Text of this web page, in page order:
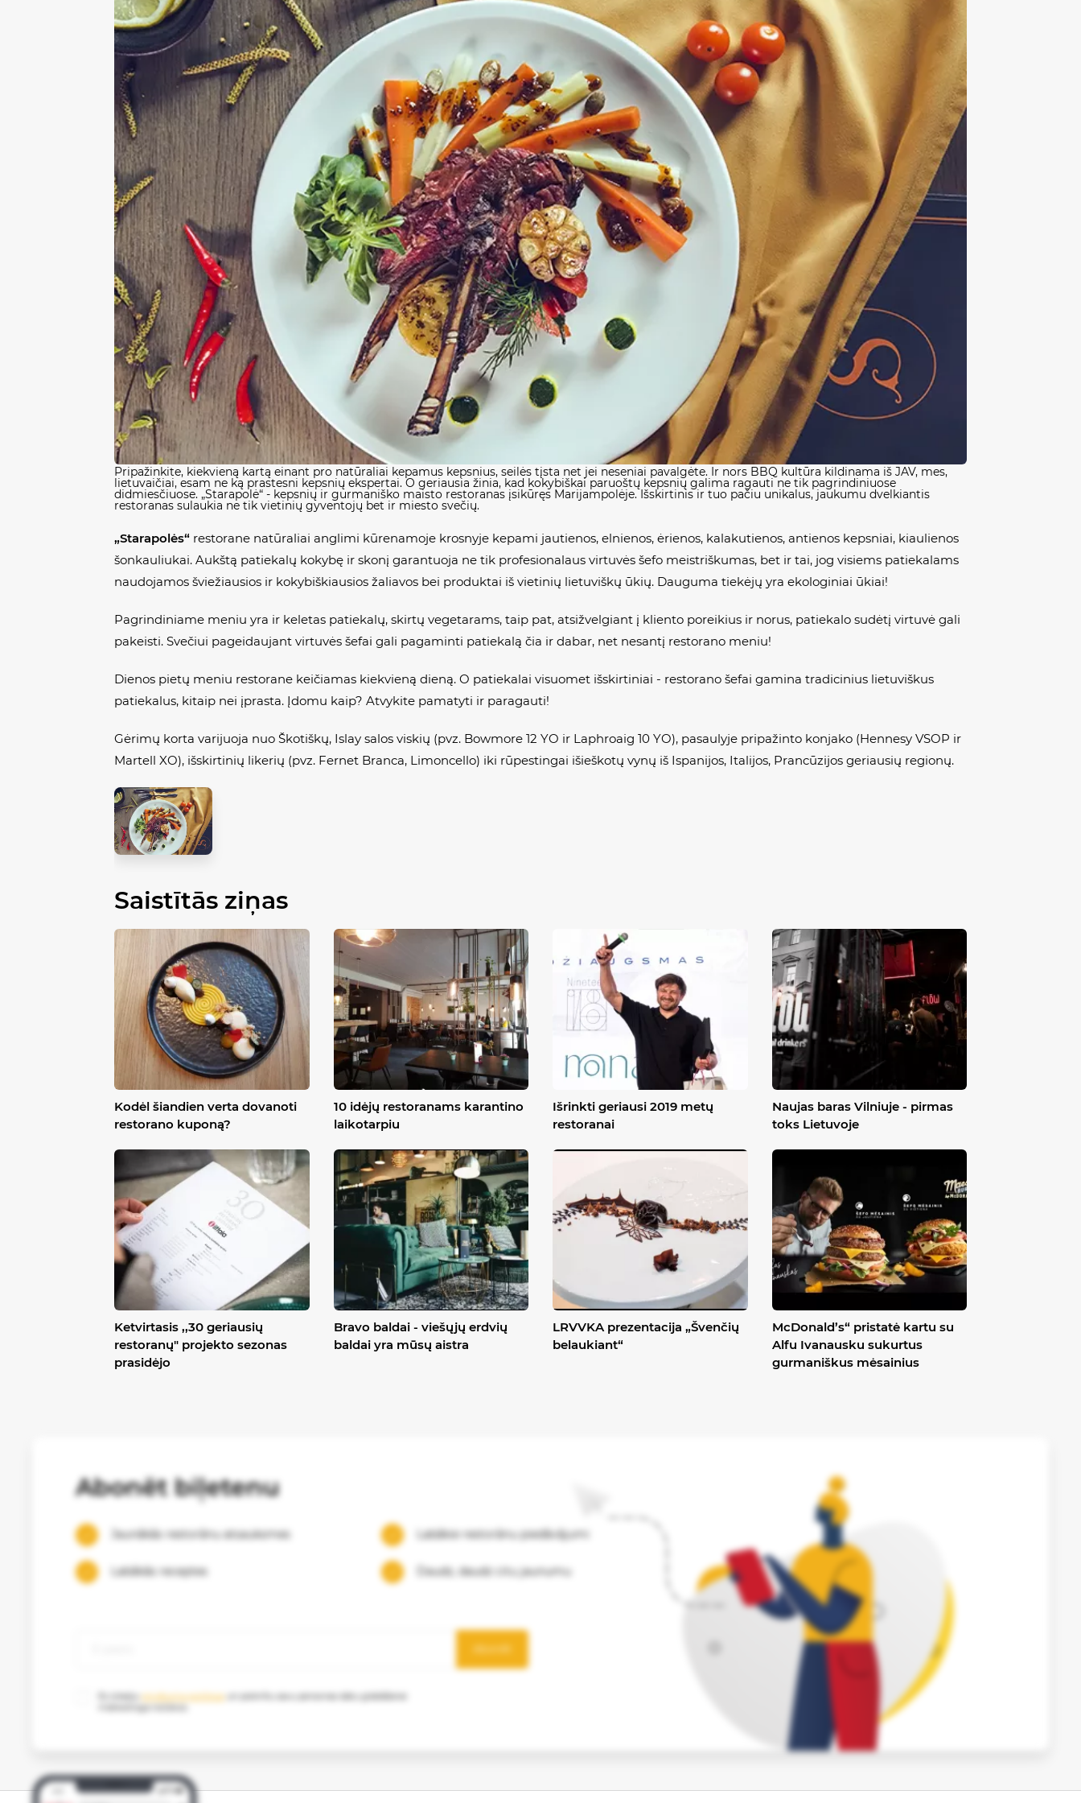
Pripažinkite, kiekvieną kartą einant pro natūraliai kepamus kepsnius, seilės tįsta net jei neseniai pavalgėte. Ir nors BBQ kultūra kildinama iš JAV, mes,
lietuvaičiai, esam ne ką prastesni kepsnių ekspertai. O geriausia žinia, kad kokybiškai paruoštų kepsnių galima ragauti ne tik pagrindiniuose
didmiesčiuose. „Starapolė“ - kepsnių ir gurmaniško maisto restoranas įsikūręs Marijampolėje. Išskirtinis ir tuo pačiu unikalus, jaukumu dvelkiantis
restoranas sulaukia ne tik vietinių gyventojų bet ir miesto svečių.
„Starapolės“ restorane natūraliai anglimi kūrenamoje krosnyje kepami jautienos, elnienos, ėrienos, kalakutienos, antienos kepsniai, kiaulienos
šonkauliukai. Aukštą patiekalų kokybę ir skonį garantuoja ne tik profesionalaus virtuvės šefo meistriškumas, bet ir tai, jog visiems patiekalams
naudojamos šviežiausios ir kokybiškiausios žaliavos bei produktai iš vietinių lietuviškų ūkių. Dauguma tiekėjų yra ekologiniai ūkiai!
Pagrindiniame meniu yra ir keletas patiekalų, skirtų vegetarams, taip pat, atsižvelgiant į kliento poreikius ir norus, patiekalo sudėtį virtuvė gali
pakeisti. Svečiui pageidaujant virtuvės šefai gali pagaminti patiekalą čia ir dabar, net nesantį restorano meniu!
Dienos pietų meniu restorane keičiamas kiekvieną dieną. O patiekalai visuomet išskirtiniai - restorano šefai gamina tradicinius lietuviškus
patiekalus, kitaip nei įprasta. Įdomu kaip? Atvykite pamatyti ir paragauti!
Gėrimų korta varijuoja nuo Škotiškų, Islay salos viskių (pvz. Bowmore 12 YO ir Laphroaig 10 YO), pasaulyje pripažinto konjako (Hennesy VSOP ir
Martell XO), išskirtinių likerių (pvz. Fernet Branca, Limoncello) iki rūpestingai išieškotų vynų iš Ispanijos, Italijos, Prancūzijos geriausių regionų.
Saistītās ziņas
Kodėl šiandien verta dovanoti
restorano kuponą?
10 idėjų restoranams karantino
laikotarpiu
Išrinkti geriausi 2019 metų
restoranai
Naujas baras Vilniuje - pirmas
toks Lietuvoje
Ketvirtasis ,,30 geriausių
restoranų" projekto sezonas
prasidėjo
Bravo baldai - viešųjų erdvių
baldai yra mūsų aistra
LRVVKA prezentacija „Švenčių
belaukiant“
McDonald’s“ pristatė kartu su
Alfu Ivanausku sukurtus
gurmaniškus mėsainius
Abonēt biļetenu
Jaunākās restorānu atsauksmes Labākie restorānu piedāvājumi
Labākās receptes Daudz, daudz citu jaunumu
Abonēt
Es izlasījuprivātuma politikasun piekrītu savu personas datu glabāšanai
mārketinga nolūkos.